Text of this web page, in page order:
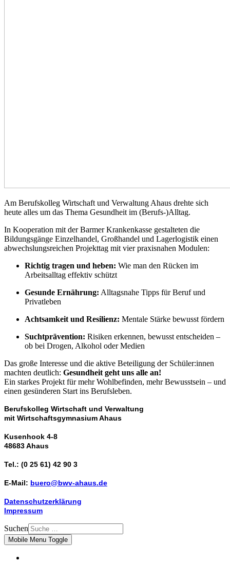
Am Berufskolleg Wirtschaft und Verwaltung Ahaus drehte sich
heute alles um das Thema Gesundheit im (Berufs-)Alltag.
In Kooperation mit der Barmer Krankenkasse gestalteten die
Bildungsgänge Einzelhandel, Großhandel und Lagerlogistik einen
abwechslungsreichen Projekttag mit vier praxisnahen Modulen:
Richtig tragen und heben: Wie man den Rücken im
Arbeitsalltag effektiv schützt
Gesunde Ernährung: Alltagsnahe Tipps für Beruf und
Privatleben
Achtsamkeit und Resilienz: Mentale Stärke bewusst fördern
Suchtprävention: Risiken erkennen, bewusst entscheiden –
ob bei Drogen, Alkohol oder Medien
Das große Interesse und die aktive Beteiligung der Schüler:innen
machten deutlich: Gesundheit geht uns alle an!
Ein starkes Projekt für mehr Wohlbefinden, mehr Bewusstsein – und
einen gesünderen Start ins Berufsleben.
Berufskolleg Wirtschaft und Verwaltung
mit Wirtschaftsgymnasium Ahaus
Kusenhook 4-8
48683 Ahaus
Tel.: (0 25 61) 42 90 3
E-Mail: buero@bwv-ahaus.de
Datenschutzerklärung
Impressum
Suchen
Mobile Menu Toggle